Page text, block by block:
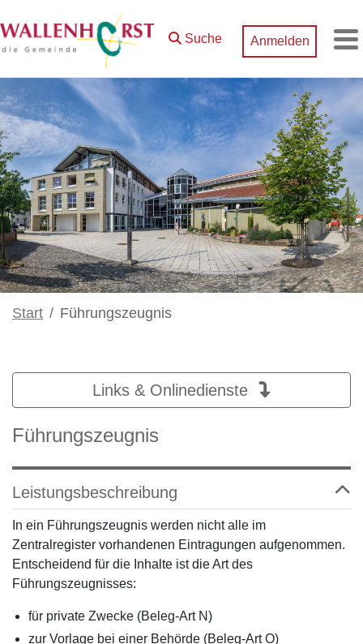
Zum Hauptinhalt springen
Suche Anmelden
Start Führungszeugnis
Links & Onlinedienste
Führungszeugnis
Leistungsbeschreibung
In ein Führungszeugnis werden nicht alle im
Zentralregister vorhandenen Eintragungen aufgenommen.
Entscheidend für die Inhalte ist die Art des
Führungszeugnisses:
für private Zwecke (Beleg-Art N)
zur Vorlage bei einer Behörde (Beleg-Art O)